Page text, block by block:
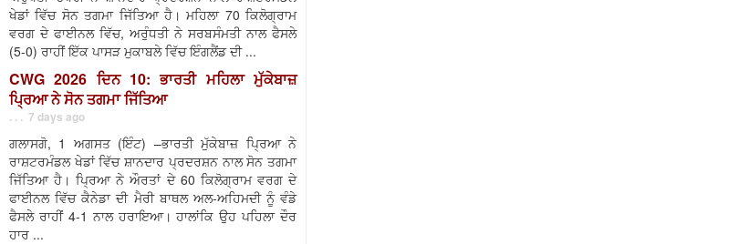
ਖੇਡਾਂ ਵਿੱਚ ਸੋਨ ਤਗਮਾ ਜਿੱਤਿਆ ਹੈ। ਮਹਿਲਾ 70 ਕਿਲੋਗ੍ਰਾਮ
ਵਰਗ ਦੇ ਫਾਈਨਲ ਵਿੱਚ, ਅਰੁੰਧਤੀ ਨੇ ਸਰਬਸੰਮਤੀ ਨਾਲ ਫੈਸਲੇ
(5-0) ਰਾਹੀਂ ਇੱਕ ਪਾਸੜ ਮੁਕਾਬਲੇ ਵਿੱਚ ਇੰਗਲੈਂਡ ਦੀ ...
CWG 2026 ਦਿਨ 10: ਭਾਰਤੀ ਮਹਿਲਾ ਮੁੱਕੇਬਾਜ਼
ਪ੍ਰਿਆ ਨੇ ਸੋਨ ਤਗਮਾ ਜਿੱਤਿਆ
. . . 7 days ago
ਗਲਾਸਗੋ, 1 ਅਗਸਤ (ਇੰਟ) –ਭਾਰਤੀ ਮੁੱਕੇਬਾਜ਼ ਪ੍ਰਿਆ ਨੇ
ਰਾਸ਼ਟਰਮੰਡਲ ਖੇਡਾਂ ਵਿੱਚ ਸ਼ਾਨਦਾਰ ਪ੍ਰਦਰਸ਼ਨ ਨਾਲ ਸੋਨ ਤਗਮਾ
ਜਿੱਤਿਆ ਹੈ। ਪ੍ਰਿਆ ਨੇ ਔਰਤਾਂ ਦੇ 60 ਕਿਲੋਗ੍ਰਾਮ ਵਰਗ ਦੇ
ਫਾਈਨਲ ਵਿੱਚ ਕੈਨੇਡਾ ਦੀ ਮੈਰੀ ਬਾਥਲ ਅਲ-ਅਹਿਮਦੀ ਨੂੰ ਵੰਡੇ
ਫੈਸਲੇ ਰਾਹੀਂ 4-1 ਨਾਲ ਹਰਾਇਆ। ਹਾਲਾਂਕਿ ਉਹ ਪਹਿਲਾ ਦੌਰ
ਹਾਰ ...